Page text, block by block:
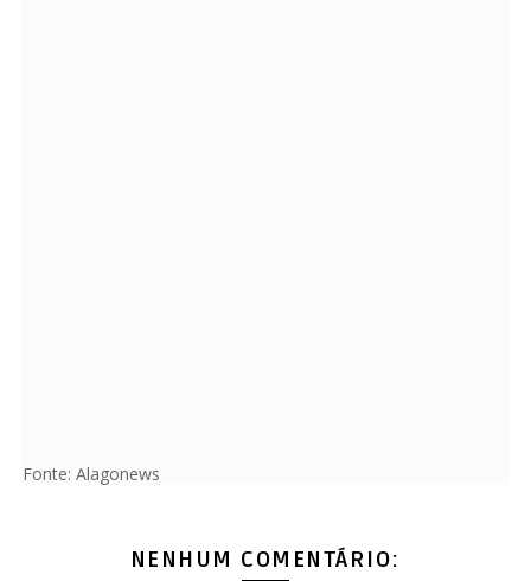
Fonte: Alagonews
NENHUM COMENTÁRIO: